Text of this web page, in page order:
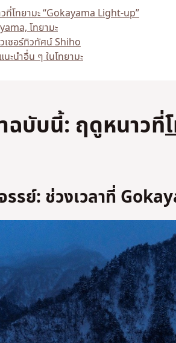
โทยามะ “Gokayama Light-up”
โทยามะ
เซอร์ทิวทัศน์ Shiho
ะนำอื่น ๆ ในโทยามะ
ฉบับนี้: ฤดูหนาวที่
รย์: ช่วงเวลาที่